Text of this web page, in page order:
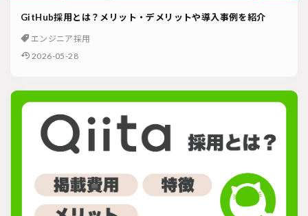
GitHub採用とは？メリット・デメリットや導入事例を紹介
エンジニア採用
2026-05-28